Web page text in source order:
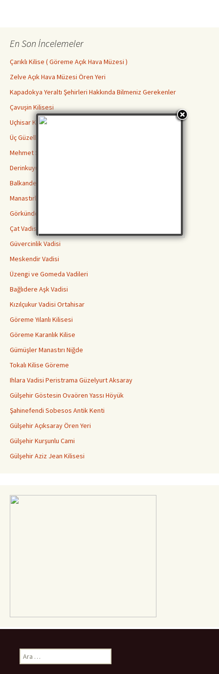
En Son İncelemeler
Çarıklı Kilise ( Göreme Açık Hava Müzesi )
Zelve Açık Hava Müzesi Ören Yeri
Kapadokya Yeraltı Şehirleri Hakkında Bilmeniz Gerekenler
Çavuşin Kilisesi
Uçhisar Kalesi
Üç Güzeller Peri Bacaları
Mehmet Şakir Paşa Medresesi
Derinkuyu Yeraltı Şehri
Balkanderesi Vadisi
Manastırlar Vadisi
Görkündere Vadisi
Çat Vadisi
Güvercinlik Vadisi
Meskendir Vadisi
Üzengi ve Gomeda Vadileri
Bağlıdere Aşk Vadisi
Kızılçukur Vadisi Ortahisar
Göreme Yılanlı Kilisesi
Göreme Karanlık Kilise
Gümüşler Manastırı Niğde
Tokalı Kilise Göreme
Ihlara Vadisi Peristrama Güzelyurt Aksaray
Gülşehir Göstesin Ovaören Yassı Höyük
Şahinefendi Sobesos Antik Kenti
Gülşehir Açıksaray Ören Yeri
Gülşehir Kurşunlu Cami
Gülşehir Aziz Jean Kilisesi
Arama: